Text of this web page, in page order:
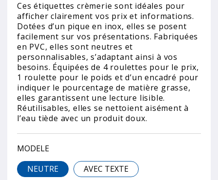
Ces étiquettes crèmerie sont idéales pour
afficher clairement vos prix et informations.
Dotées d’un pique en inox, elles se posent
facilement sur vos présentations. Fabriquées
en PVC, elles sont neutres et
personnalisables, s’adaptant ainsi à vos
besoins. Équipées de 4 roulettes pour le prix,
1 roulette pour le poids et d’un encadré pour
indiquer le pourcentage de matière grasse,
elles garantissent une lecture lisible.
Réutilisables, elles se nettoient aisément à
l’eau tiède avec un produit doux.
MODELE
NEUTRE
AVEC TEXTE